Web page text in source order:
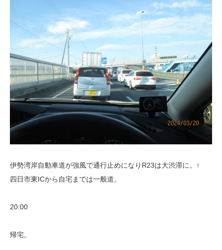
伊勢湾岸自動車道が強風で通行止めになりR23は大渋滞に。↑
四日市東ICから自宅までは一般道。
20:00
帰宅。